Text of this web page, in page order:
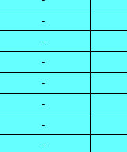
-
-
-
-
-
-
-